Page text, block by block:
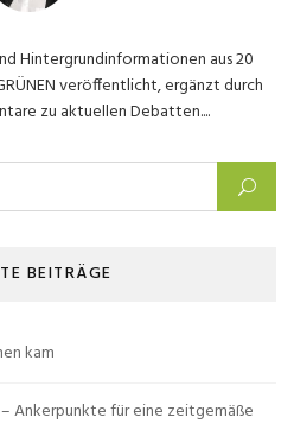
Hintergrundinformationen aus 20
veröffentlicht, ergänzt durch
zu aktuellen Debatten....
BEITRÄGE
kam
Ankerpunkte für eine zeitgemäße